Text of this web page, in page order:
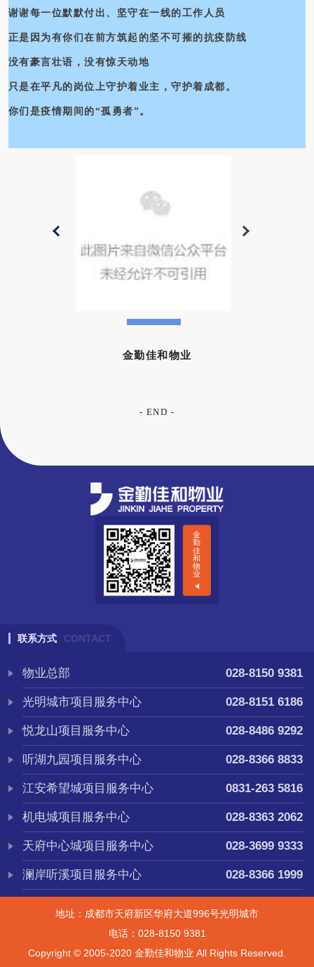
谢谢每一位默默付出、坚守在一线的工作人员
正是因为有你们在前方筑起的坚不可摧的抗疫防线
没有豪言壮语，没有惊天动地
只是在平凡的岗位上守护着业主，守护着成都。
你们是疫情期间的“孤勇者”。
金勤佳和物业
- END -
金
勤
佳
和
物
业
联系方式 CONTACT
物业总部 028-8150 9381
光明城市项目服务中心 028-8151 6186
悦龙山项目服务中心 028-8486 9292
听湖九园项目服务中心 028-8366 8833
江安希望城项目服务中心 0831-263 5816
机电城项目服务中心 028-8363 2062
天府中心城项目服务中心 028-3699 9333
澜岸听溪项目服务中心 028-8366 1999
地址：成都市天府新区华府大道996号光明城市
电话：028-8150 9381
Copyright © 2005-2020 金勤佳和物业 All Rights Reserved.